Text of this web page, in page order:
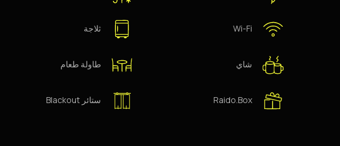
ثلاجة Wi-Fi
طاولة طعام شاي
ستائر Blackout Raido.Box